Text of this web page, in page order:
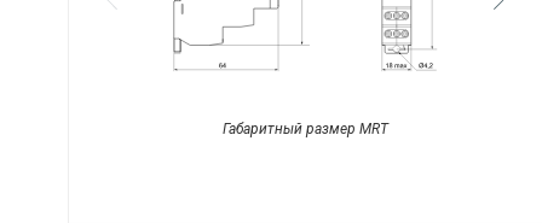
Габаритный размер MRT